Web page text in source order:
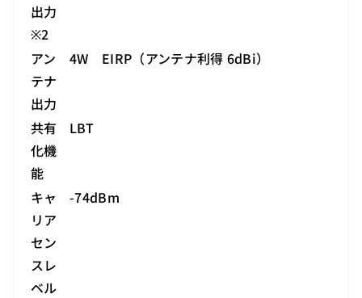
出力
※2
アン
テナ
出力
4W EIRP（アンテナ利得 6dBi）
共有
化機
能
LBT
キャ
リア
セン
スレ
ベル
-74dBm